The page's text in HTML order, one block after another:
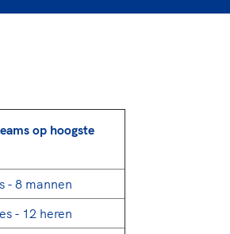
op hoogste
- 8 mannen
- 12 heren